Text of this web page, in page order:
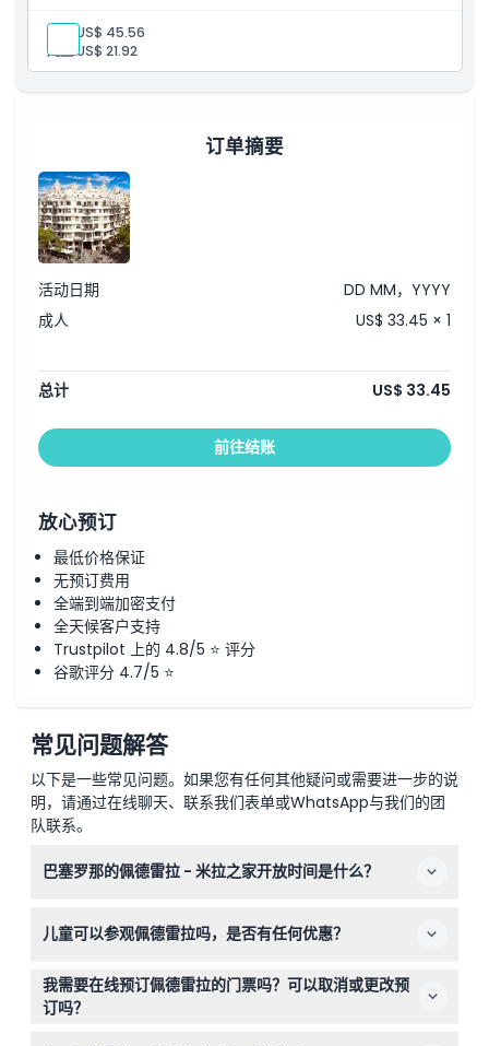
入场券
现场导游
导览团
成人: US$ 45.56
儿童:US$ 21.92
订单摘要
活动日期
DD MM，YYYY
成人
US$ 33.45 × 1
总计 US$ 33.45
前往结账
放心预订
最低价格保证
无预订费用
全端到端加密支付
全天候客户支持
Trustpilot 上的 4.8/5 ⭐ 评分
谷歌评分 4.7/5 ⭐
常见问题解答
以下是一些常见问题。如果您有任何其他疑问或需要进一步的说
明，请通过在线聊天、联系我们表单或WhatsApp与我们的团
队联系。
巴塞罗那的佩德雷拉 - 米拉之家开放时间是什么？
上午9:00至下午6:30开放，夜间参观时间为晚上9:00至
——请在预订时确认）。
儿童可以参观佩德雷拉吗，是否有任何优惠？
0至11岁儿童免费进入佩德雷拉。凭有效学生证的学生可享
受优惠票价，18岁及以上访客需支付成人票价。
我需要在线预订佩德雷拉的门票吗？可以取消或更改预
订吗？